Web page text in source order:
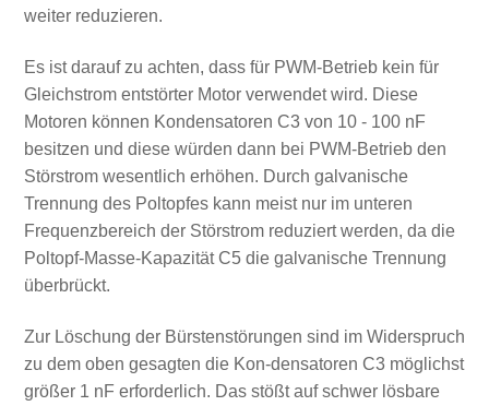
weiter reduzieren.
Es ist darauf zu achten, dass für PWM-Betrieb kein für
Gleichstrom entstörter Motor verwendet wird. Diese
Motoren können Kondensatoren C3 von 10 - 100 nF
besitzen und diese würden dann bei PWM-Betrieb den
Störstrom wesentlich erhöhen. Durch galvanische
Trennung des Poltopfes kann meist nur im unteren
Frequenzbereich der Störstrom reduziert werden, da die
Poltopf-Masse-Kapazität C5 die galvanische Trennung
überbrückt.
Zur Löschung der Bürstenstörungen sind im Widerspruch
zu dem oben gesagten die Kon-densatoren C3 möglichst
größer 1 nF erforderlich. Das stößt auf schwer lösbare